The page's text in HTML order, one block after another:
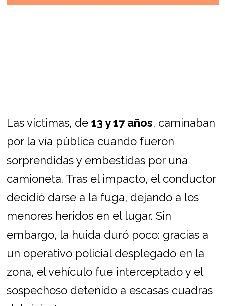
Las víctimas, de 13 y 17 años, caminaban
por la vía pública cuando fueron
sorprendidas y embestidas por una
camioneta. Tras el impacto, el conductor
decidió darse a la fuga, dejando a los
menores heridos en el lugar. Sin
embargo, la huida duró poco: gracias a
un operativo policial desplegado en la
zona, el vehículo fue interceptado y el
sospechoso detenido a escasas cuadras